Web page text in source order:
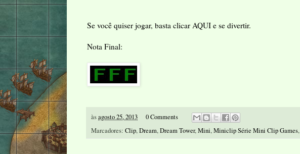
Se você quiser jogar, basta clicar AQUI e se divertir.
Nota Final:
àsagosto 25, 2013
0 Comments
Marcadores: Clip,Dream,Dream Tower,Mini,Miniclip Série Mini Clip Games,